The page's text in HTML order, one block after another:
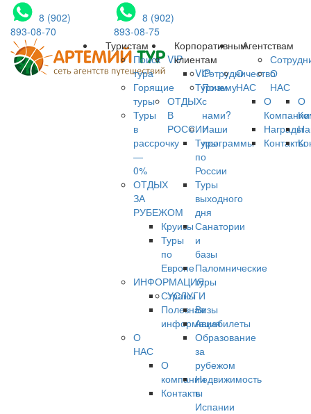
8 (902)
893-08-70
8 (902)
893-08-75
Туристам
Поиск
тура
Горящие
туры
Туры
в
рассрочку
—
0%
ОТДЫХ
ЗА
РУБЕЖОМ
Круизы
Туры
по
Европе
ИНФОРМАЦИЯ
Страны
Полезная
информация
О
НАС
О
компании
Контакты
VIP
VIP-
Туризм
ОТДЫХ
В
РОССИИ
Туры
по
России
Туры
выходного
дня
Санатории
и
базы
Паломнические
туры
УСЛУГИ
Визы
Авиабилеты
Образование
за
рубежом
Недвижимость
в
Испании
Корпоративным
клиентам
Сотрудничество
Почему
с
нами?
Наши
программы
О
НАС
О
Компании
Награды
Контакты
Агентствам
О
НАС
О